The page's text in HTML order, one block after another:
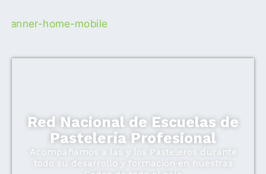
Red Nacional de Escuelas de
Pastelería Profesional
Acompañamos a las y los Pasteleros durante
todo su desarrollo y formación en nuestras